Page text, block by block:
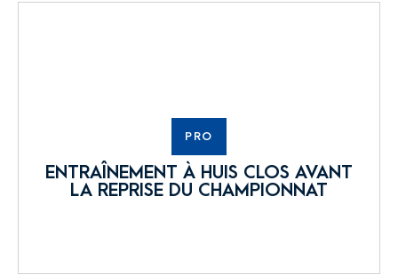
PRO
ENTRAÎNEMENT À HUIS CLOS AVANT
LA REPRISE DU CHAMPIONNAT